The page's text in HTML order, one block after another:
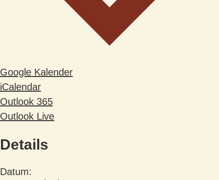
Google Kalender
iCalendar
Outlook 365
Outlook Live
Details
Datum: